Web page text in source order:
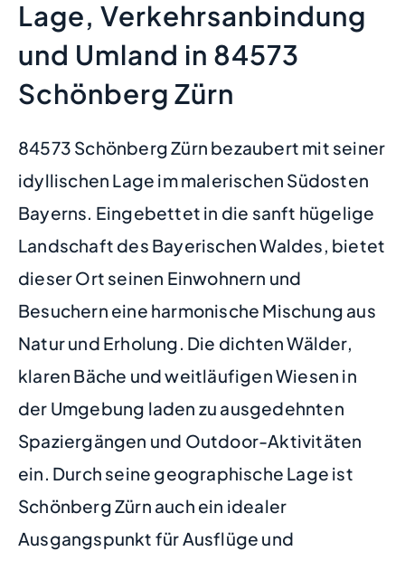
Lage, Verkehrsanbindung
und Umland in 84573
Schönberg Zürn
84573 Schönberg Zürn bezaubert mit seiner
idyllischen Lage im malerischen Südosten
Bayerns. Eingebettet in die sanft hügelige
Landschaft des Bayerischen Waldes, bietet
dieser Ort seinen Einwohnern und
Besuchern eine harmonische Mischung aus
Natur und Erholung. Die dichten Wälder,
klaren Bäche und weitläufigen Wiesen in
der Umgebung laden zu ausgedehnten
Spaziergängen und Outdoor-Aktivitäten
ein. Durch seine geographische Lage ist
Schönberg Zürn auch ein idealer
Ausgangspunkt für Ausflüge und